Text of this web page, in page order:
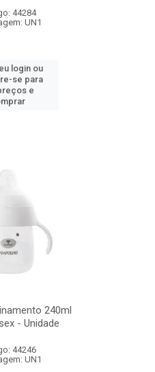
44284
UN1
login ou
se para
e
240ml
- Unidade
44246
UN1